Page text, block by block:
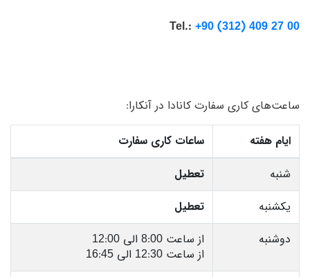
Tel.: +90 (312) 409 27 00
ساعت‌های کاری سفارت کانادا در آنکارا:
ایام هفته
ساعات کاری سفارت
شنبه
تعطیل
یکشنبه
تعطیل
دوشنبه
از ساعت 8:00 الی 12:00
از ساعت 12:30 الی 16:45